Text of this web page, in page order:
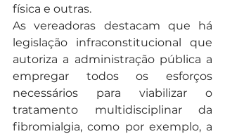
física e outras.
As vereadoras destacam que há
legislação infraconstitucional que
autoriza a administração pública a
empregar todos os esforços
necessários para viabilizar o
tratamento multidisciplinar da
fibromialgia, como por exemplo, a